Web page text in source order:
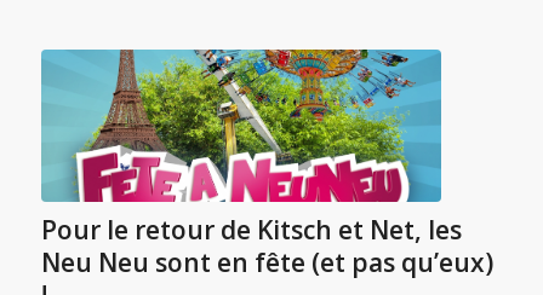
Pour le retour de Kitsch et Net, les
Neu Neu sont en fête (et pas qu’eux)